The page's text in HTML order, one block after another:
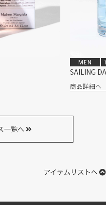
MEN
LAZY
商品詳細
一覧へ
アイテムリストへ